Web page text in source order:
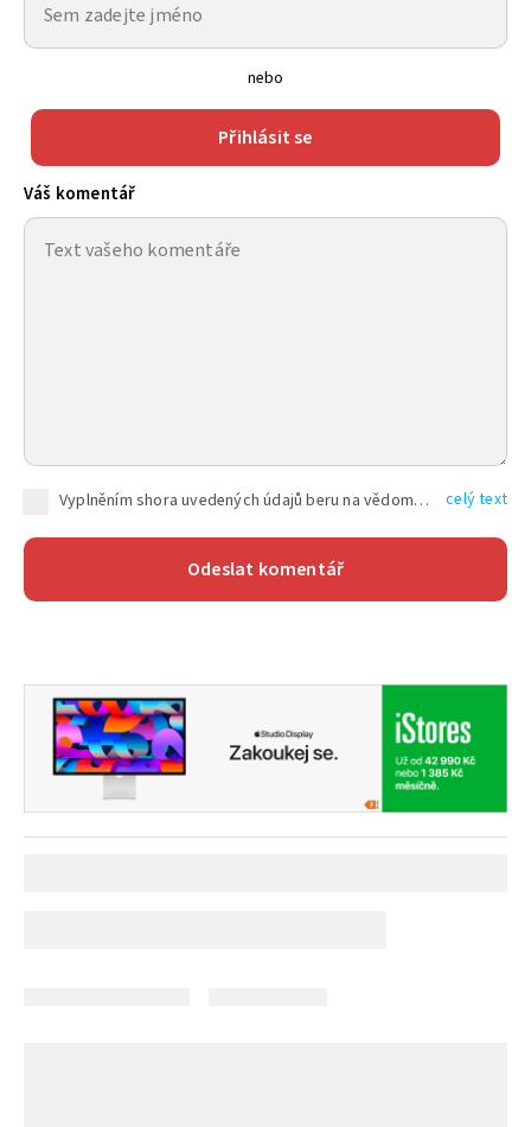
nebo
Přihlásit se
Váš komentář
Vyplněním shora uvedených údajů beru na vědomí, že společnost TEXT FACTORY s.r.o., sídlem Brno, Durďákova 336/29, Černá Pole, PSČ: 613 00, IČ: 06157831, zapsané u Krajského soudu v Brně, oddíl C, vložka 100399, bude zpracovávat mé osobní údaje uvedené v rámci mnou vyplněného registračního formuláře na základě oprávněných zájmů TEXT FACTORY s.r.o. dle čl. 6 odst. 1 písm. f) GDPR a pro splnění právních povinností (čl. 6 odst. 1 písm. c) GDPR), a to pro tyto účely: nezbytnost zajistit oprávnění návštěvníka webových stránek provozovaných společností TEXT FACTORY s.r.o. přispívat aktivně ke zveřejněným článkům nebo v rámci diskusních fór a výkon práv TEXT FACTORY s.r.o. jako administrátora těchto diskusních fór. Více informací o zpracování osobních údajů a právech lze nalézt v celý text